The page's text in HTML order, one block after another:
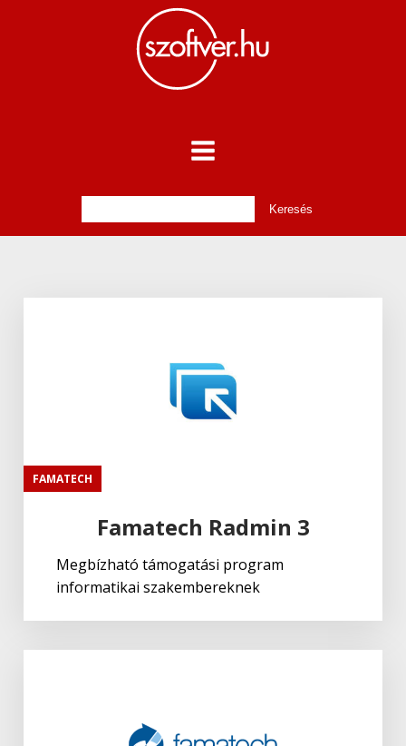
FAMATECH
Famatech Radmin 3
Megbízható támogatási program
informatikai szakembereknek